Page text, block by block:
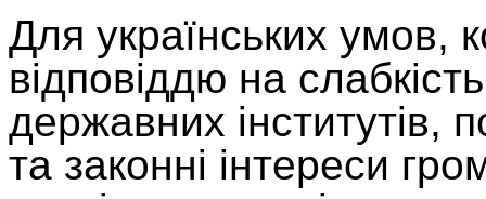
Для українських умов,
відповіддю на
державних інститутів,
та законні інтереси